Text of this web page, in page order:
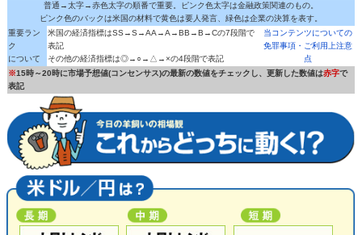
普通→太字→赤色太字の順番で重要。ピンク色太字は金融政策関連のもの。
ピンク色のバックは米国の材料で黄色は要人発言、緑色は企業の決算を表す。
重要ラン
ク
について
米国の経済指標はSS→S→AA→A→BB→B→Cの7段階で
表記
その他の経済指標は◎→○→△→×の4段階で表記
当コンテンツについての
免罪事項・ご利用上注意
点
※15時～20時に市場予想値(コンセンサス)の最新の数値をチェックし、更新した数値は赤字で
表記